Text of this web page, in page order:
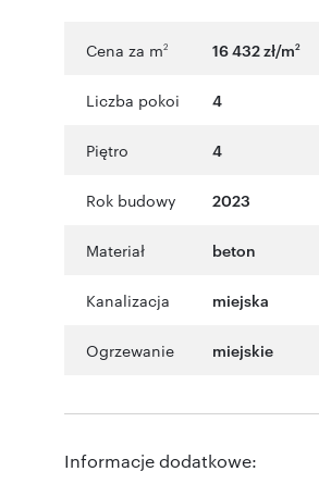
Cena za m2 16 432 zł/m2
Liczba pokoi 4
Piętro 4
Rok budowy 2023
Materiał beton
Kanalizacja miejska
Ogrzewanie miejskie
Informacje dodatkowe: